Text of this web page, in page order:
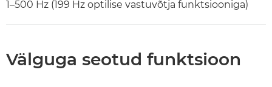
1–500 Hz (199 Hz optilise vastuvõtja funktsiooniga)
Välguga seotud funktsioon